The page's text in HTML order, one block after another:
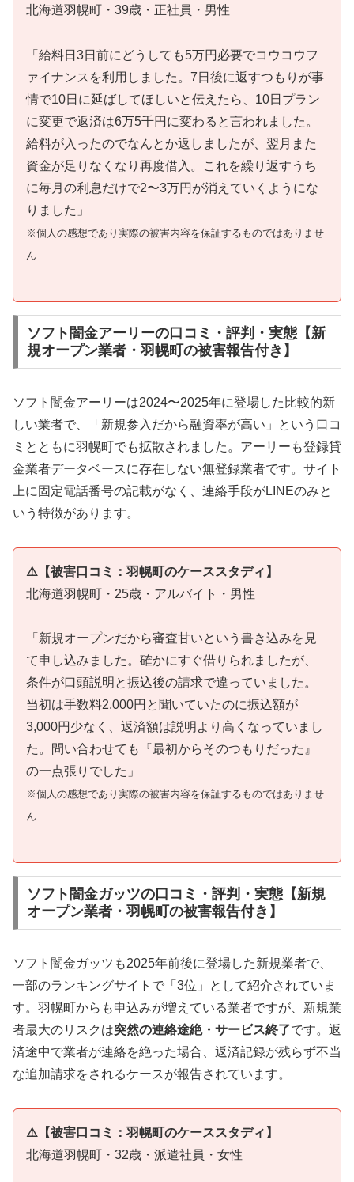
北海道羽幌町・39歳・正社員・男性
「給料日3日前にどうしても5万円必要でコウコウフ
ァイナンスを利用しました。7日後に返すつもりが事
情で10日に延ばしてほしいと伝えたら、10日プラン
に変更で返済は6万5千円に変わると言われました。
給料が入ったのでなんとか返しましたが、翌月また
資金が足りなくなり再度借入。これを繰り返すうち
に毎月の利息だけで2〜3万円が消えていくようにな
りました」
※個人の感想であり実際の被害内容を保証するものではありませ
ん
ソフト闇金アーリーの口コミ・評判・実態【新
規オープン業者・羽幌町の被害報告付き】
ソフト闇金アーリーは2024〜2025年に登場した比較的新
しい業者で、「新規参入だから融資率が高い」という口コ
ミとともに羽幌町でも拡散されました。アーリーも登録貸
金業者データベースに存在しない無登録業者です。サイト
上に固定電話番号の記載がなく、連絡手段がLINEのみと
いう特徴があります。
⚠️【被害口コミ：羽幌町のケーススタディ】
北海道羽幌町・25歳・アルバイト・男性
「新規オープンだから審査甘いという書き込みを見
て申し込みました。確かにすぐ借りられましたが、
条件が口頭説明と振込後の請求で違っていました。
当初は手数料2,000円と聞いていたのに振込額が
3,000円少なく、返済額は説明より高くなっていまし
た。問い合わせても『最初からそのつもりだった』
の一点張りでした」
※個人の感想であり実際の被害内容を保証するものではありませ
ん
ソフト闇金ガッツの口コミ・評判・実態【新規
オープン業者・羽幌町の被害報告付き】
ソフト闇金ガッツも2025年前後に登場した新規業者で、
一部のランキングサイトで「3位」として紹介されていま
す。羽幌町からも申込みが増えている業者ですが、新規業
者最大のリスクは突然の連絡途絶・サービス終了です。返
済途中で業者が連絡を絶った場合、返済記録が残らず不当
な追加請求をされるケースが報告されています。
⚠️【被害口コミ：羽幌町のケーススタディ】
北海道羽幌町・32歳・派遣社員・女性